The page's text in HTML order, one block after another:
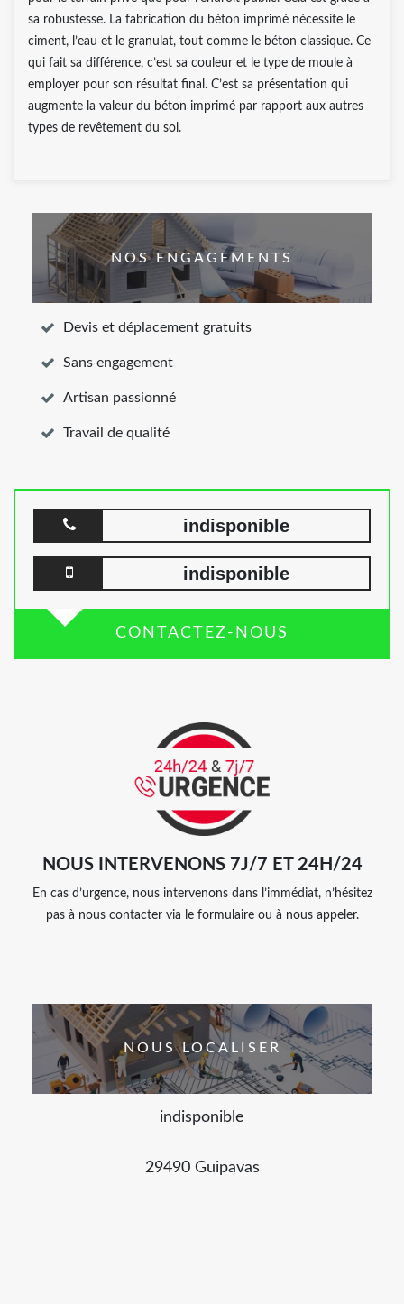
sa robustesse. La fabrication du béton imprimé nécessite le
ciment, l’eau et le granulat, tout comme le béton classique. Ce
qui fait sa différence, c’est sa couleur et le type de moule à
employer pour son résultat final. C’est sa présentation qui
augmente la valeur du béton imprimé par rapport aux autres
types de revêtement du sol.
NOS ENGAGEMENTS
Devis et déplacement gratuits
Sans engagement
Artisan passionné
Travail de qualité
indisponible
indisponible
CONTACTEZ-NOUS
NOUS INTERVENONS 7J/7 ET 24H/24
En cas d’urgence, nous intervenons dans l’immédiat, n’hésitez
pas à nous contacter via le formulaire ou à nous appeler.
NOUS LOCALISER
indisponible
29490 Guipavas